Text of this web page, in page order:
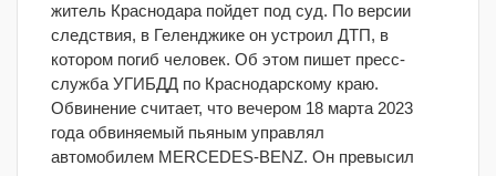
житель Краснодара пойдет под суд. По версии
следствия, в Геленджике он устроил ДТП, в
котором погиб человек. Об этом пишет пресс-
служба УГИБДД по Краснодарскому краю.
Обвинение считает, что вечером 18 марта 2023
года обвиняемый пьяным управлял
автомобилем MERCEDES-BENZ. Он превысил